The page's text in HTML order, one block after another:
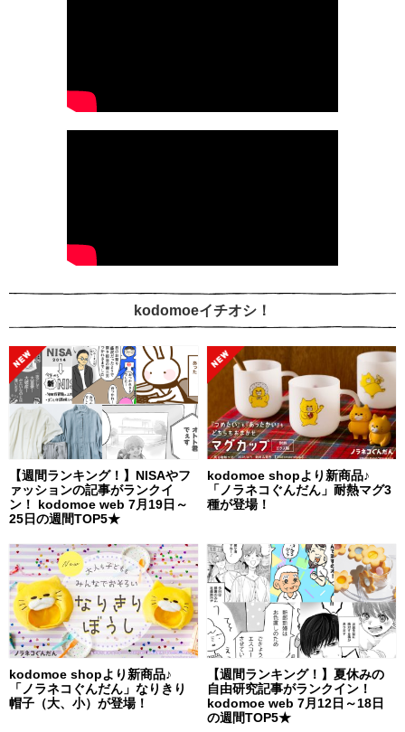
kodomoeイチオシ！
【週間ランキング！】NISAやフ
ァッションの記事がランクイ
ン！ kodomoe web 7月19日～
25日の週間TOP5★
kodomoe shopより新商品♪
「ノラネコぐんだん」耐熱マグ3
種が登場！
kodomoe shopより新商品♪
「ノラネコぐんだん」なりきり
帽子（大、小）が登場！
【週間ランキング！】夏休みの
自由研究記事がランクイン！
kodomoe web 7月12日～18日
の週間TOP5★